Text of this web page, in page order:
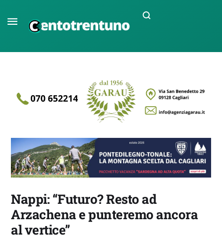
Nappi: “Futuro? Resto ad
Arzachena e punteremo ancora
al vertice”